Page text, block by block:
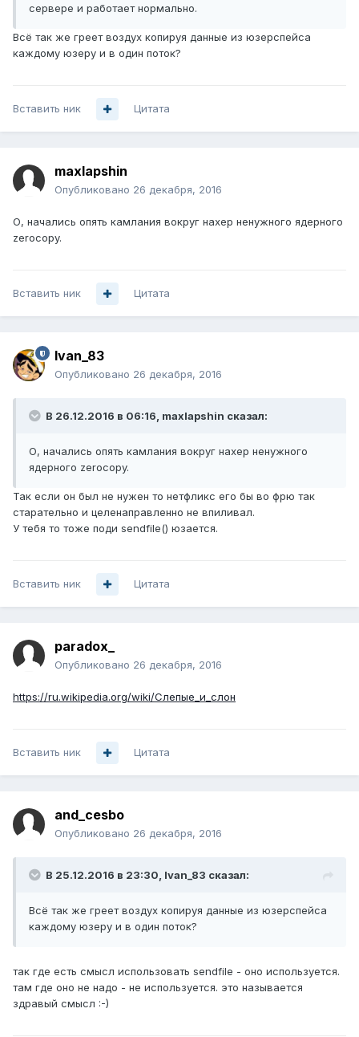
сервере и работает нормально.
Всё так же греет воздух копируя данные из юзерспейса
каждому юзеру и в один поток?
Вставить ник Цитата
maxlapshin
Опубликовано 26 декабря, 2016
О, начались опять камлания вокруг нахер ненужного ядерного
zerocopy.
Вставить ник Цитата
Ivan_83
Опубликовано 26 декабря, 2016
В 26.12.2016 в 06:16, maxlapshin сказал:
О, начались опять камлания вокруг нахер ненужного
ядерного zerocopy.
Так если он был не нужен то нетфликс его бы во фрю так
старательно и целенаправленно не впиливал.
У тебя то тоже поди sendfile() юзается.
Вставить ник Цитата
paradox_
Опубликовано 26 декабря, 2016
https://ru.wikipedia.org/wiki/Слепые_и_слон
Вставить ник Цитата
and_cesbo
Опубликовано 26 декабря, 2016
В 25.12.2016 в 23:30, Ivan_83 сказал:
Всё так же греет воздух копируя данные из юзерспейса
каждому юзеру и в один поток?
так где есть смысл использовать sendfile - оно используется.
там где оно не надо - не используется. это называется
здравый смысл :-)